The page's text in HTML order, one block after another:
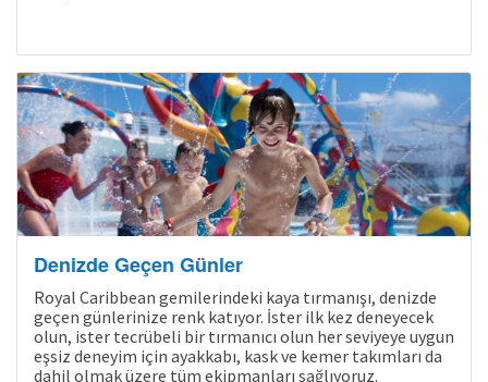
Kampanyalı Turlar
Denizde Geçen Günler
Royal Caribbean gemilerindeki kaya tırmanışı, denizde
geçen günlerinize renk katıyor. İster ilk kez deneyecek
olun, ister tecrübeli bir tırmanıcı olun her seviyeye uygun
eşsiz deneyim için ayakkabı, kask ve kemer takımları da
dahil olmak üzere tüm ekipmanları sağlıyoruz.